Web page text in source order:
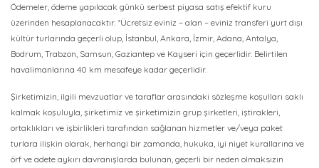
Ödemeler, ödeme yapılacak günkü serbest piyasa satış efektif kuru
üzerinden hesaplanacaktır. *Ücretsiz eviniz – alan – eviniz transferi yurt dışı
kültür turlarında geçerli olup, İstanbul, Ankara, İzmir, Adana, Antalya,
Bodrum, Trabzon, Samsun, Gaziantep ve Kayseri için geçerlidir. Belirtilen
havalimanlarına 40 km mesafeye kadar geçerlidir.
Şirketimizin, ilgili mevzuatlar ve taraflar arasındaki sözleşme koşulları saklı
kalmak koşuluyla, şirketimiz ve şirketimizin grup şirketleri, iştirakleri,
ortaklıkları ve işbirlikleri tarafından sağlanan hizmetler ve/veya paket
turlara ilişkin olarak, herhangi bir zamanda, hukuka, iyi niyet kurallarına ve
örf ve adete aykırı davranışlarda bulunan, geçerli bir neden olmaksızın